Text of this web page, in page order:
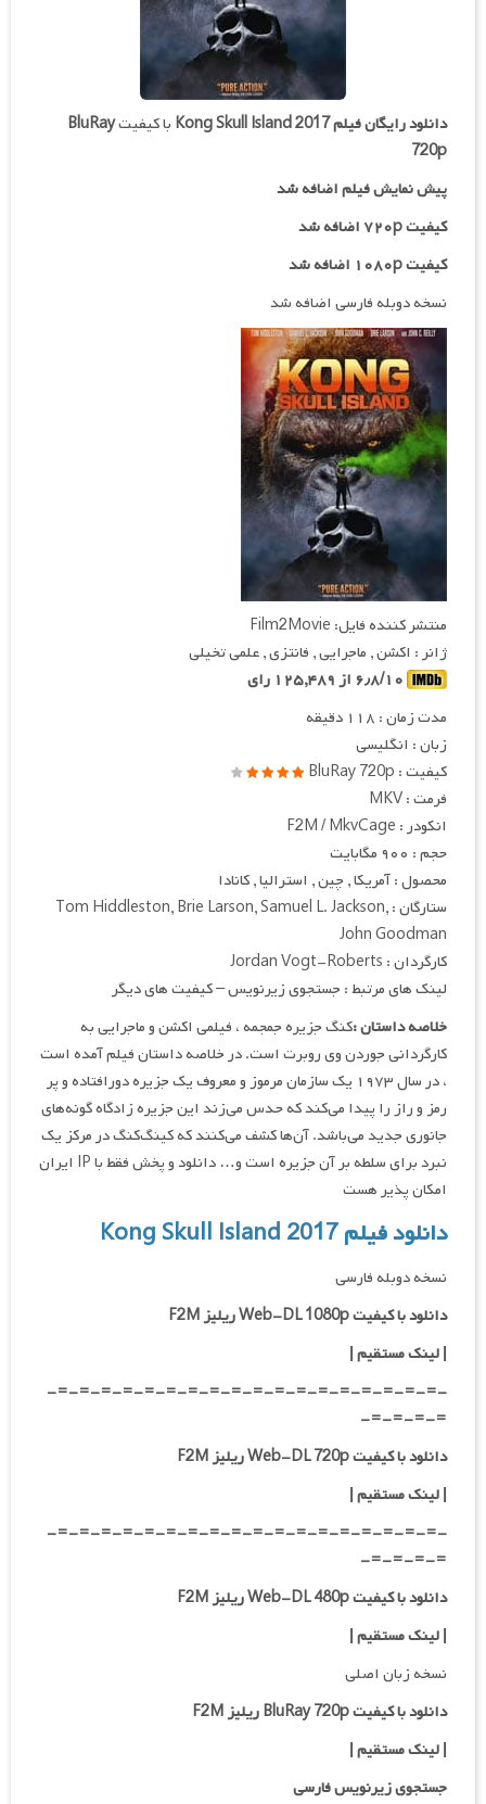
دانلود رایگان فیلمKong Skull Island 2017 با کیفیتBluRay
720p
پیش نمایش فیلم اضافه شد
کیفیت ۷۲۰p اضافه شد
کیفیت ۱۰۸۰p اضافه شد
نسخه دوبله فارسی اضافه شد
منتشر کننده فایل: Film2Movie
ژانر : اکشن , ماجرایی , فانتزی , علمی تخیلی
مدت زمان : ۱۱۸ دقیقه
زبان : انگلیسی
کیفیت : BluRay 720p
فرمت : MKV
انکودر : F2M / MkvCage
حجم : ۹۰۰ مگابایت
محصول : آمریکا , چین , استرالیا , کانادا
ستارگان : Tom Hiddleston, Brie Larson, Samuel L. Jackson,
John Goodman
کارگردان : Jordan Vogt-Roberts
لینک های مرتبط : جستجوی زیرنویس – کیفیت های دیگر
خلاصه داستان :کنگ جزیره جمجمه ، فیلمی اکشن و ماجرایی به
کارگردانی جوردن وی روبرت است. در خلاصه داستان فیلم آمده است
، در سال ۱۹۷۳ یک سازمان مرموز و معروف یک جزیره دورافتاده و پر
رمز و راز را پیدا می‌کند که حدس می‌زند این جزیره زادگاه گونه‌های
جانوری جدید می‌باشد. آن‌ها کشف می‌کنند که کینگ‌کنگ در مرکز یک
نبرد برای سلطه بر آن جزیره است و… دانلود و پخش فقط با IP ایران
امکان پذیر هست
دانلود فیلم Kong Skull Island 2017
نسخه دوبله فارسی
دانلود با کیفیت Web-DL 1080p ریلیز F2M
|لینک مستقیم|
-=-=-=-=-=-=-=-=-=-=-=-=-=-=-=-=-=-=-
=-=-=-=-
دانلود با کیفیت Web-DL 720p ریلیز F2M
|لینک مستقیم|
-=-=-=-=-=-=-=-=-=-=-=-=-=-=-=-=-=-=-
=-=-=-=-
دانلود با کیفیت Web-DL 480p ریلیز F2M
|لینک مستقیم|
نسخه زبان اصلی
دانلود با کیفیت BluRay 720p ریلیز F2M
|لینک مستقیم|
جستجوی زیرنویس فارسی